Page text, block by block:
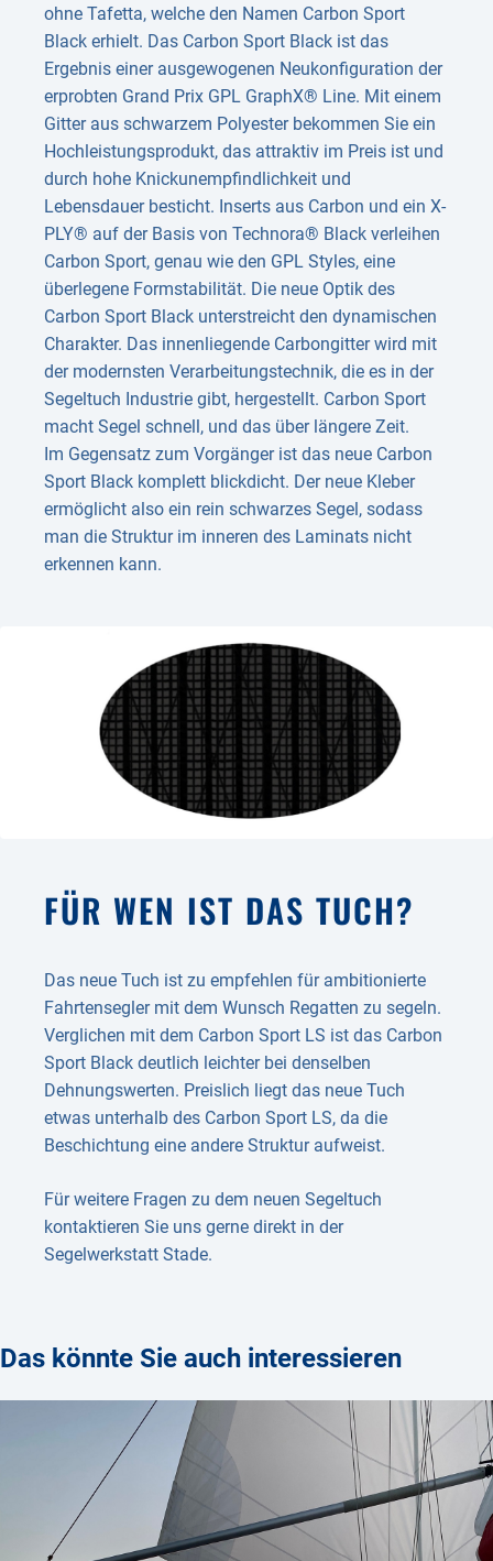
ohne Tafetta, welche den Namen Carbon Sport
Black erhielt. Das Carbon Sport Black ist das
Ergebnis einer ausgewogenen Neukonfiguration der
erprobten Grand Prix GPL GraphX® Line. Mit einem
Gitter aus schwarzem Polyester bekommen Sie ein
Hochleistungsprodukt, das attraktiv im Preis ist und
durch hohe Knickunempfindlichkeit und
Lebensdauer besticht. Inserts aus Carbon und ein X-
PLY® auf der Basis von Technora® Black verleihen
Carbon Sport, genau wie den GPL Styles, eine
überlegene Formstabilität. Die neue Optik des
Carbon Sport Black unterstreicht den dynamischen
Charakter. Das innenliegende Carbongitter wird mit
der modernsten Verarbeitungstechnik, die es in der
Segeltuch Industrie gibt, hergestellt. Carbon Sport
macht Segel schnell, und das über längere Zeit.
Im Gegensatz zum Vorgänger ist das neue Carbon
Sport Black komplett blickdicht. Der neue Kleber
ermöglicht also ein rein schwarzes Segel, sodass
man die Struktur im inneren des Laminats nicht
erkennen kann.
FÜR WEN IST DAS TUCH?
Das neue Tuch ist zu empfehlen für ambitionierte
Fahrtensegler mit dem Wunsch Regatten zu segeln.
Verglichen mit dem Carbon Sport LS ist das Carbon
Sport Black deutlich leichter bei denselben
Dehnungswerten. Preislich liegt das neue Tuch
etwas unterhalb des Carbon Sport LS, da die
Beschichtung eine andere Struktur aufweist.
Für weitere Fragen zu dem neuen Segeltuch
kontaktieren Sie uns gerne direkt in der
Segelwerkstatt Stade.
Das könnte Sie auch interessieren